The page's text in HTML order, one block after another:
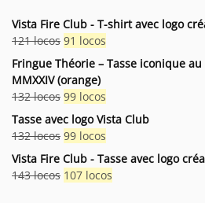
Vista Fire Club - T-shirt avec logo
121locos Le
prix
était :
121 locos.
91 locos
prix
est :
91 locos.
Fringue Théorie – Tasse iconique
MMXXIV (orange)
132locos Le
prix
initial
était :
132 locos.
99 locos
prix
actuel
est :
99 locos.
Tasse avec logo Vista Club
132locos Le
prix
initial
était :
99 locos
actuel
est :
Vista Fire Club - Tasse avec logo
143locos Le
107 locos